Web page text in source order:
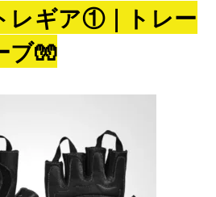
レギア①｜トレー
ブ🧤